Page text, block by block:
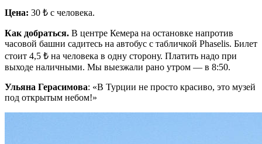
Цена: 30 ₺ с человека.
Как добраться. В центре Кемера на остановке напротив
часовой башни садитесь на автобус c табличкой Phaselis. Билет
стоит 4,5 ₺ на человека в одну сторону. Платить надо при
выходе наличными. Мы выезжали рано утром — в 8:50.
Ульяна Герасимова: «В Турции не просто красиво, это музей
под открытым небом!»